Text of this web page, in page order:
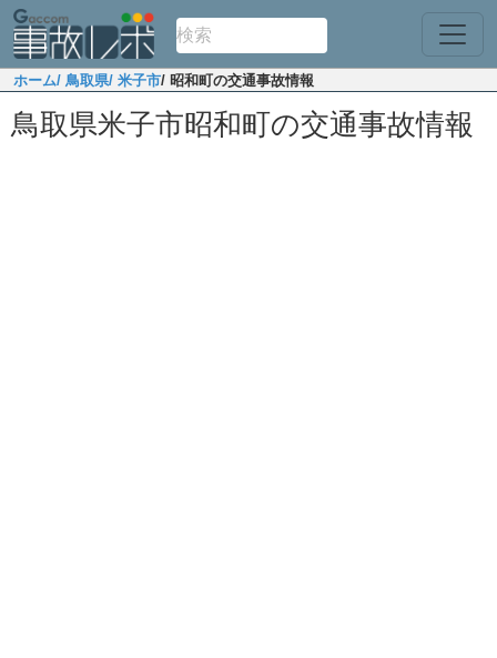
ホーム/ 鳥取県/ 米子市/ 昭和町の交通事故情報
鳥取県米子市昭和町の交通事故情報